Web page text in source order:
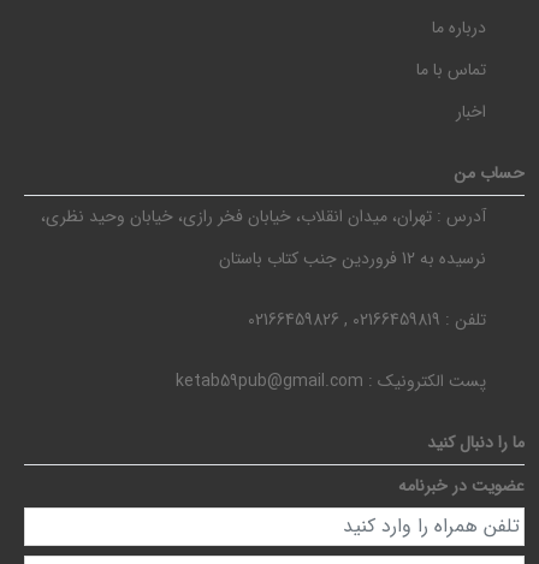
درباره ما
تماس با ما
اخبار
حساب من
آدرس : تهران، میدان انقلاب، خیابان فخر رازی، خیابان وحید نظری،
نرسیده به 12 فروردین جنب کتاب باستان
تلفن : 02166459819 , 02166459826
پست الکترونیک : ketab59pub@gmail.com
ما را دنبال کنید
عضویت در خبرنامه